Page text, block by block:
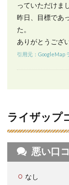
っていただけま
昨日、目標であ
た。
ありがとうござ
引用元：GoogleMap
ライザップ
悪い口
なし